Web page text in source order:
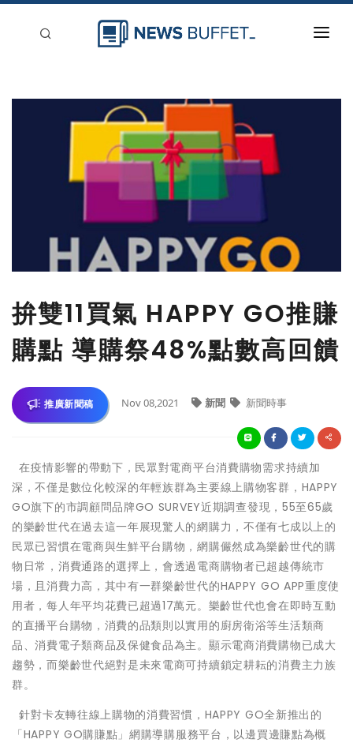
拚雙11買氣 HAPPY GO推賺
購點 導購祭48%點數高回饋
推廣新聞稿 Nov 08,2021 新聞 新聞時事
在疫情影響的帶動下，民眾對電商平台消費購物需求持續加
深，不僅是數位化較深的年輕族群為主要線上購物客群，HAPPY
GO旗下的市調顧問品牌GO SURVEY近期調查發現，55至65歲
的樂齡世代在過去這一年展現驚人的網購力，不僅有七成以上的
民眾已習慣在電商與生鮮平台購物，網購儼然成為樂齡世代的購
物日常，消費通路的選擇上，會透過電商購物者已超越傳統市
場，且消費力高，其中有一群樂齡世代的HAPPY GO APP重度使
用者，每人年平均花費已超過17萬元。樂齡世代也會在即時互動
的直播平台購物，消費的品類則以實用的廚房衛浴等生活類商
品、消費電子類商品及保健食品為主。顯示電商消費購物已成大
趨勢，而樂齡世代絕對是未來電商可持續鎖定耕耘的消費主力族
群。
針對卡友轉往線上購物的消費習慣，HAPPY GO全新推出的
「HAPPY GO購賺點」網購導購服務平台，以邊買邊賺點為概